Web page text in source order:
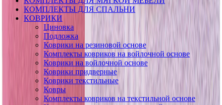
КОМПЛЕКТЫ ДЛЯ СПАЛЬНИ
КОВРИКИ
Циновка
Подложка
Коврики на резиновой основе
Комплекты ковриков на войлочной основе
Коврики на войлочной основе
Коврики придверные
Коврики текстильные
Ковры
Комплекты ковриков на текстильной основе